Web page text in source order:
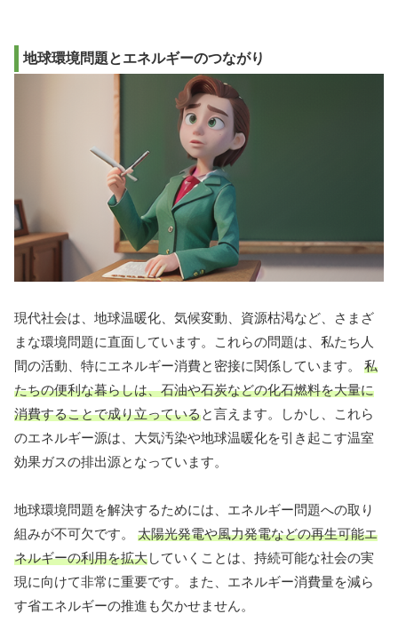
地球環境問題とエネルギーのつながり
現代社会は、地球温暖化、気候変動、資源枯渇など、さまざ
まな環境問題に直面しています。これらの問題は、私たち人
間の活動、特にエネルギー消費と密接に関係しています。 私
たちの便利な暮らしは、石油や石炭などの化石燃料を大量に
消費することで成り立っていると言えます。しかし、これら
のエネルギー源は、大気汚染や地球温暖化を引き起こす温室
効果ガスの排出源となっています。
地球環境問題を解決するためには、エネルギー問題への取り
組みが不可欠です。 太陽光発電や風力発電などの再生可能エ
ネルギーの利用を拡大していくことは、持続可能な社会の実
現に向けて非常に重要です。また、エネルギー消費量を減ら
す省エネルギーの推進も欠かせません。